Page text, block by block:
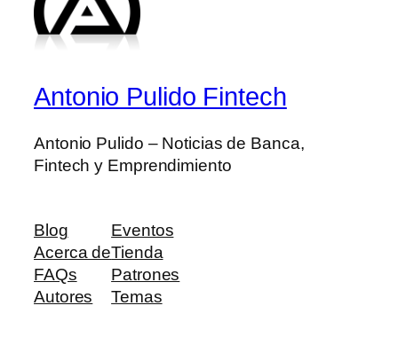
Antonio Pulido Fintech
Antonio Pulido – Noticias de Banca,
Fintech y Emprendimiento
Blog
Acerca de
FAQs
Autores
Eventos
Tienda
Patrones
Temas